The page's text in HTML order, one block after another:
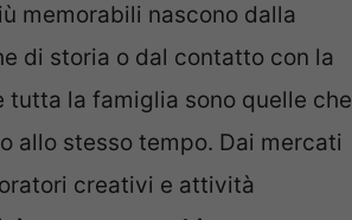
memorabili nascono dalla
di storia o dal contatto con la
tutta la famiglia sono quelle che
allo stesso tempo. Dai mercati
creativi e attività